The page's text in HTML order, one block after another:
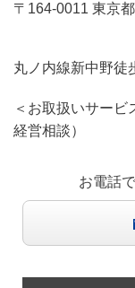
〒164-0011 東京
丸ノ内線新中野徒
＜お取扱いサービ
経営相談）
お電話